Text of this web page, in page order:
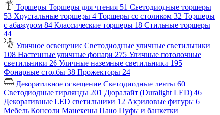
Торшеры Торшеры для чтения 51 Светодиодные торшеры
53 Хрустальные торшеры 4 Торшеры со столиком 32 Торшеры
с абажуром 84 Классические торшеры 18 Стильные торшеры
44
Уличное освещение Светодиодные уличные светильники
108 Настенные уличные фонари 275 Уличные потолочные
светильники 26 Уличные наземные светильники 195
Фонарные столбы 38 Прожекторы 24
Декоративное освещение Светодиодные ленты 60
Светодиодные гирлянды 201 Дюралайт (Duralight LED) 46
Декоративные LED светильники 12 Акриловые фигуры 6
Мебель Консоли Манекены Пано Пуфы и банкетки